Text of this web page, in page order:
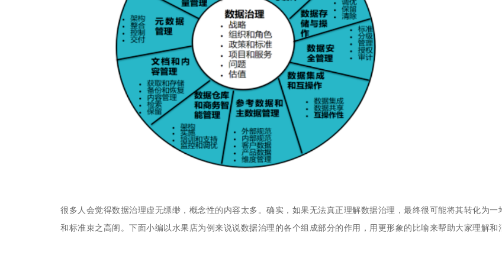
很多人会觉得数据治理虚无缥缈，概念性的内容太多。确实，如果无法真正理解数据治理，最终很可能将其转化为一
和标准束之高阁。下面小编以水果店为例来说说数据治理的各个组成部分的作用，用更形象的比喻来帮助大家理解和